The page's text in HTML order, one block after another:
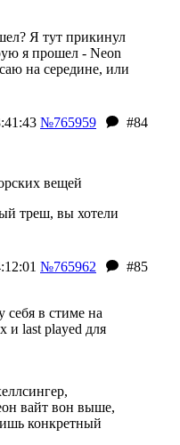
Я тут прикинул
я прошел - Neon
на середине, или
№765959
#84
вещей
треш, вы хотели
№765962
#85
себя в стиме на
и last played для
вайт вон выше,
конкретный